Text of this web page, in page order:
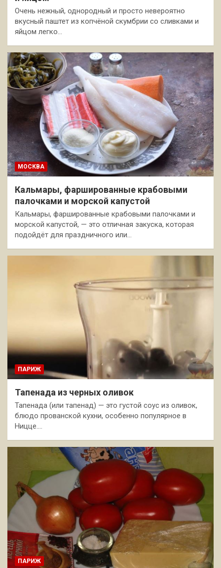
Очень нежный, однородный и просто невероятно
вкусный паштет из копчёной скумбрии со сливками и
яйцом легко…
МОСКВА
Кальмары, фаршированные крабовыми
палочками и морской капустой
Кальмары, фаршированные крабовыми палочками и
морской капустой, — это отличная закуска, которая
подойдёт для праздничного или…
ПАРИЖ
Тапенада из черных оливок
Тапенада (или тапенад) — это густой соус из оливок,
блюдо прованской кухни, особенно популярное в
Ницце.…
ПАРИЖ